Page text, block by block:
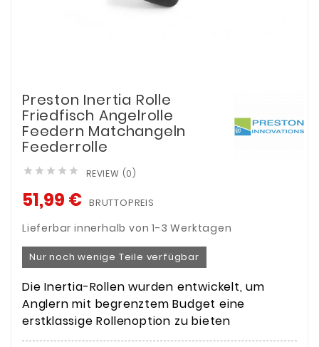
Preston Inertia Rolle
Friedfisch Angelrolle
Feedern Matchangeln
Feederrolle
     REVIEW (0)
51,99 € BRUTTOPREIS
Lieferbar innerhalb von 1-3 Werktagen
Nur noch wenige Teile verfügbar
Die Inertia-Rollen wurden entwickelt, um
Anglern mit begrenztem Budget eine
erstklassige Rollenoption zu bieten